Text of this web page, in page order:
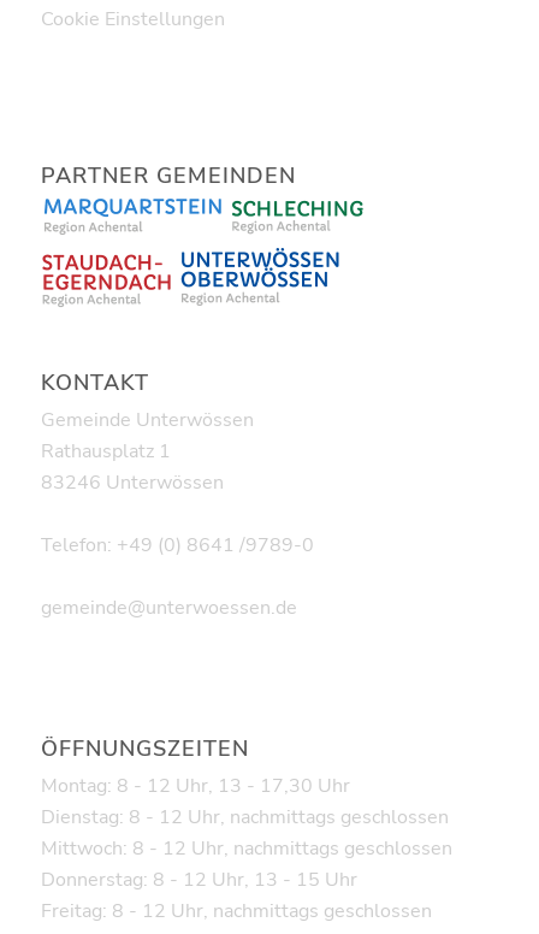
Cookie Einstellungen
PARTNER GEMEINDEN
KONTAKT
Gemeinde Unterwössen
Rathausplatz 1
83246 Unterwössen
Telefon: +49 (0) 8641 /9789-0
gemeinde@unterwoessen.de
ÖFFNUNGSZEITEN
Montag: 8 - 12 Uhr, 13 - 17,30 Uhr
Dienstag: 8 - 12 Uhr, nachmittags geschlossen
Mittwoch: 8 - 12 Uhr, nachmittags geschlossen
Donnerstag: 8 - 12 Uhr, 13 - 15 Uhr
Freitag: 8 - 12 Uhr, nachmittags geschlossen